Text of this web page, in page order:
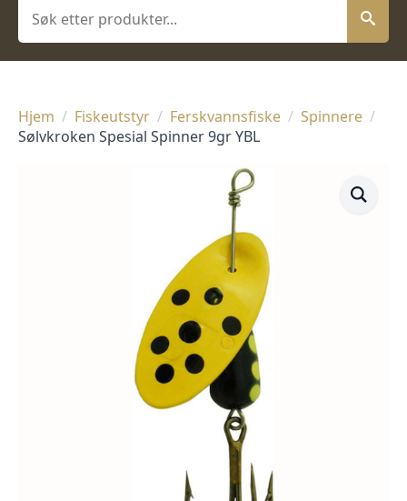
Søk
Hjem Fiskeutstyr Ferskvannsfiske
Spinnere
Sølvkroken Spesial Spinner 9gr YBL